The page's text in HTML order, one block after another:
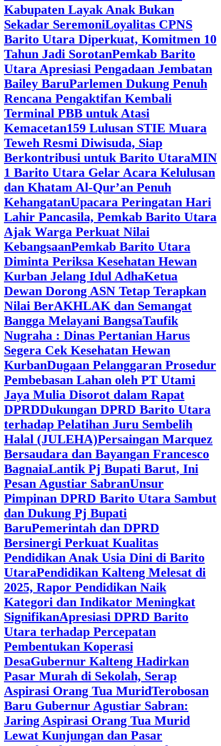
Kabupaten Layak Anak Bukan
Sekadar SeremoniLoyalitas CPNS
Barito Utara Diperkuat, Komitmen 10
Tahun Jadi SorotanPemkab Barito
Utara Apresiasi Pengadaan Jembatan
Bailey BaruParlemen Dukung Penuh
Rencana Pengaktifan Kembali
Terminal PBB untuk Atasi
Kemacetan159 Lulusan STIE Muara
Teweh Resmi Diwisuda, Siap
Berkontribusi untuk Barito UtaraMIN
1 Barito Utara Gelar Acara Kelulusan
dan Khatam Al-Qur’an Penuh
KehangatanUpacara Peringatan Hari
Lahir Pancasila, Pemkab Barito Utara
Ajak Warga Perkuat Nilai
KebangsaanPemkab Barito Utara
Diminta Periksa Kesehatan Hewan
Kurban Jelang Idul AdhaKetua
Dewan Dorong ASN Tetap Terapkan
Nilai BerAKHLAK dan Semangat
Bangga Melayani BangsaTaufik
Nugraha : Dinas Pertanian Harus
Segera Cek Kesehatan Hewan
KurbanDugaan Pelanggaran Prosedur
Pembebasan Lahan oleh PT Utami
Jaya Mulia Disorot dalam Rapat
DPRDDukungan DPRD Barito Utara
terhadap Pelatihan Juru Sembelih
Halal (JULEHA)Persaingan Marquez
Bersaudara dan Bayangan Francesco
BagnaiaLantik Pj Bupati Barut, Ini
Pesan Agustiar SabranUnsur
Pimpinan DPRD Barito Utara Sambut
dan Dukung Pj Bupati
BaruPemerintah dan DPRD
Bersinergi Perkuat Kualitas
Pendidikan Anak Usia Dini di Barito
Utara‎Pendidikan Kalteng Melesat di
2025, Rapor Pendidikan Naik
Kategori dan Indikator Meningkat
SignifikanApresiasi DPRD Barito
Utara terhadap Percepatan
Pembentukan Koperasi
Desa‎Gubernur Kalteng Hadirkan
Pasar Murah di Sekolah, Serap
Aspirasi Orang Tua Murid‎Terobosan
Baru Gubernur Agustiar Sabran:
Jaring Aspirasi Orang Tua Murid
Lewat Kunjungan dan Pasar